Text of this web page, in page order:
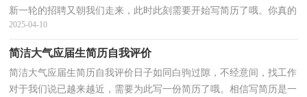
新一轮的招聘又朝我们走来，此时此刻需要开始写简历了哦。你真的
懂得怎么写好简历吗？以下是小编整理的简历自我介绍...
2025-04-10
简洁大气应届生简历自我评价
简洁大气应届生简历自我评价日子如同白驹过隙，不经意间，找工作
对于我们说已越来越近，需要为此写一份简历了哦。相信写简历是一